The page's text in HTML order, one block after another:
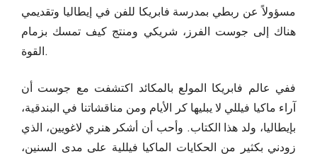
مسؤولاً عن ربطي بمدرسة فابريكا للفن في إيطاليا وتقديمي
هناك إلى جوست الفرز، شريكي ومنتج كيف تمسك بزمام
القوة.
ففي عالم فابريكا المولع بالمكائد اكتشفت مع جوست أن
آراء ماكيا فيللي لا يبليها كر الأيام ومن مناقشاتنا في البندقية،
بإيطاليا، ولد هذا الكتاب. وأحب أن أشكر هنري لاغويين، الذي
زودني بكثير من الحكايات الماكيا فيللية على مدى السنين،